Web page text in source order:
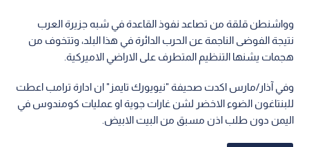
وواشنطن قلقة من تصاعد نفوذ القاعدة في شبه جزيرة العرب
نتيجة الفوضى الناجمة عن الحرب الدائرة في هذا البلد، وتتخوف من
هجمات يشنها التنظيم المتطرف على الاراضي الاميركية.
وفي آذار/مارس اكدت صحيفة "نيويورك تايمز" ان ادارة ترامب اعطت
للبنتاغون الضوء الاخضر لشن غارات جوية او عمليات كومندوس في
اليمن دون طلب اذن مسبق من البيت الابيض.